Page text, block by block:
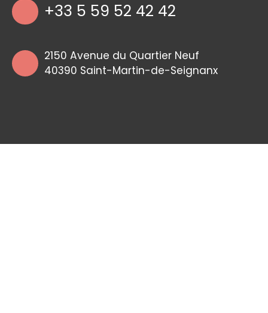
+33 5 59 52 42 42
2150 Avenue du Quartier Neuf
40390 Saint-Martin-de-Seignanx